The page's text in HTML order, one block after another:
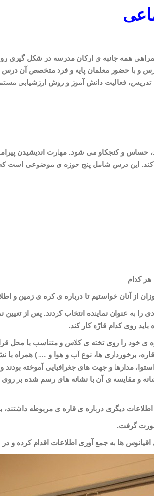
همه جانبه ی ارکان مدرسه در شکل گیری
با حضور معلمان پایه و فرد متخصص آن درس
فعالیت دانش آموز و روش ارزشیابی مستمر
و کنجکاو می شود. مهارت اندیشیدن
این درس شامل پنج حوزه ی موضوعی است که
هر کدام
از آنان خواستیم تا درباره ی کره ی زمین و
را به عنوان نماینده انتخاب کردند. پس از تعیین
روی کدام قارّه کار کند.
ی خود را روی تخته ی کلاس و متناسب با محل
برخورداری ها، نوع آب و هوا و ….) همراه با
استوا، مدارها و جهت های جغرافیایی آموخته بودند
و مقایسه ی آن با نشانه های رسم شده بر روی
دیگری درباره ی قاره ی مربوطه داشتند،
گرفت.
ها به جمع آوری اطلاعات اقدام کرده و